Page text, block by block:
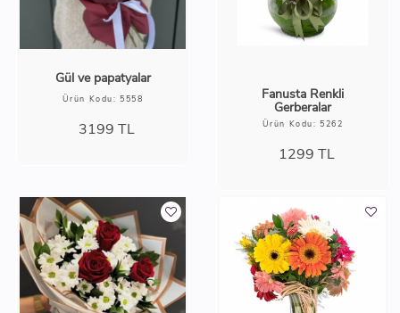
Gül ve papatyalar
Ürün Kodu: 5558
3199 TL
Fanusta Renkli
Gerberalar
Ürün Kodu: 5262
1299 TL